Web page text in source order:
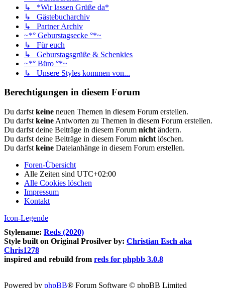
↳ *Wir lassen Grüße da*
↳ Gästebucharchiv
↳ Partner Archiv
~*° Geburstagsecke °*~
↳ Für euch
↳ Geburstagsgrüße & Schenkies
~*° Büro °*~
↳ Unsere Styles kommen von...
Berechtigungen in diesem Forum
Du darfst keine neuen Themen in diesem Forum erstellen.
Du darfst keine Antworten zu Themen in diesem Forum erstellen.
Du darfst deine Beiträge in diesem Forum nicht ändern.
Du darfst deine Beiträge in diesem Forum nicht löschen.
Du darfst keine Dateianhänge in diesem Forum erstellen.
Foren-Übersicht
Alle Zeiten sind UTC+02:00
Alle Cookies löschen
Impressum
Kontakt
Icon-Legende
Stylename: Reds (2020)
Style built on Original Prosilver by: Christian Esch aka
Chris1278
inspired and rebuild from reds for phpbb 3.0.8
Powered by phpBB® Forum Software © phpBB Limited